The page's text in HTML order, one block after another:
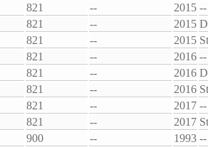
821 -- 2015 --
821 -- 2015
821 -- 2015
821 -- 2016 --
821 -- 2016
821 -- 2016
821 -- 2017 --
821 -- 2017
900 -- 1993 --